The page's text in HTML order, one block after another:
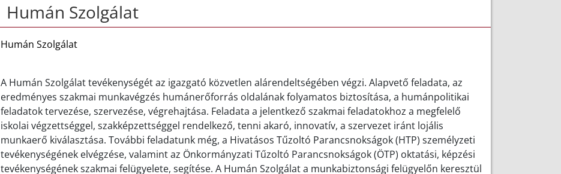
Humán Szolgálat
Humán Szolgálat
A Humán Szolgálat tevékenységét az igazgató közvetlen alárendeltségében végzi. Alapvető feladata, az
eredményes szakmai munkavégzés humánerőforrás oldalának folyamatos biztosítása, a humánpolitikai
feladatok tervezése, szervezése, végrehajtása. Feladata a jelentkező szakmai feladatokhoz a megfelelő
iskolai végzettséggel, szakképzettséggel rendelkező, tenni akaró, innovatív, a szervezet iránt lojális
munkaerő kiválasztása. További feladatunk még, a Hivatásos Tűzoltó Parancsnokságok (HTP) személyzeti
tevékenységének elvégzése, valamint az Önkormányzati Tűzoltó Parancsnokságok (ÖTP) oktatási, képzési
tevékenységének szakmai felügyelete, segítése. A Humán Szolgálat a munkabiztonsági felügyelőn keresztül